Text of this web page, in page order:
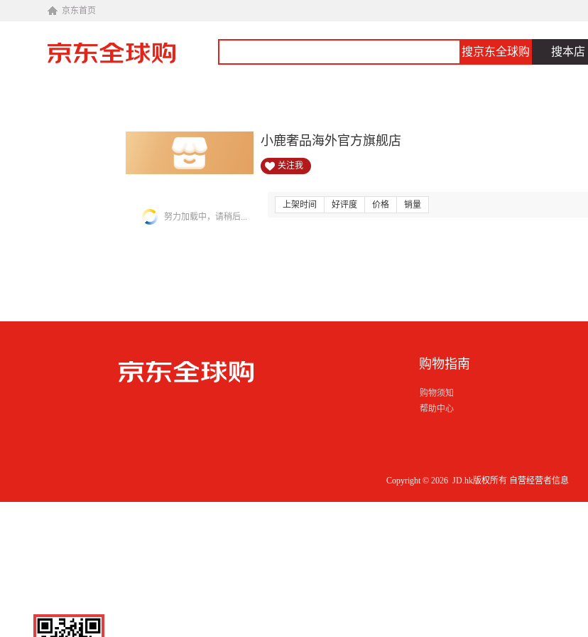
京东首页
搜京东全球购 搜本店
小鹿奢品海外官方旗舰店
关注我
努力加载中，请稍后...
上架时间 好评度 价格 销量
购物指南
购物须知
帮助中心
Copyright © 2026 JD.hk版权所有 自营经营者信息